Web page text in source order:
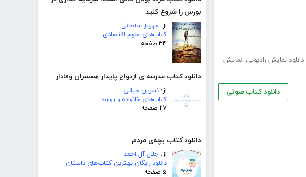
بورس را شروع کنید
از: مهرناز سلطانی
کتاب‌های علوم اقتصادی
۳۴ صفحه
دانلود کتاب مدرسه ی ازدواج پایدار همسران وفادار
از: نسرین حیاتی
کتاب‌های خانواده و روابط
۲۷ صفحه
دانلود کتاب بچه‌ی مردم
از: جلال آل احمد
دانلود رایگان بهترین کتاب‌های داستان
۵ صفحه
دانلود نمایش رادیویی، نمایش
دانلود کتاب صوتی